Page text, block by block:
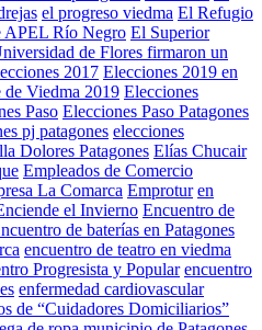
el progreso viedma El Refugio
APEL Río Negro El Superior
de Flores firmaron un
2017 Elecciones 2019 en
de Viedma 2019 Elecciones
Paso Elecciones Paso Patagones
pj patagones elecciones
Dolores Patagones Elías Chucair
Empleados de Comercio
La Comarca Emprotur en
el Invierno Encuentro de
de baterías en Patagones
encuentro de teatro en viedma
Progresista y Popular encuentro
enfermedad cardiovascular
de “Cuidadores Domiciliarios”